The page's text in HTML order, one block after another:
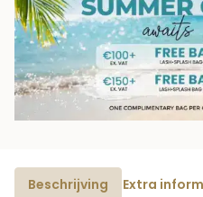
Beschrijving Extra